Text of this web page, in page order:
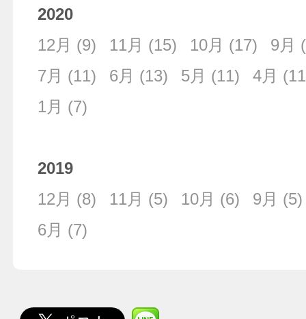
2020
12月 (9) 11月 (15) 10月 (17) 9月
7月 (11) 6月 (13) 5月 (11) 4月
1月 (7)
2019
12月 (8) 11月 (5) 10月 (6) 9月 (5)
6月 (7)